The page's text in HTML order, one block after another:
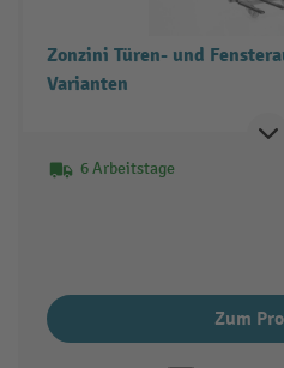
Zonzini Türen- und
Varianten
6 Arbeitstage
Zum